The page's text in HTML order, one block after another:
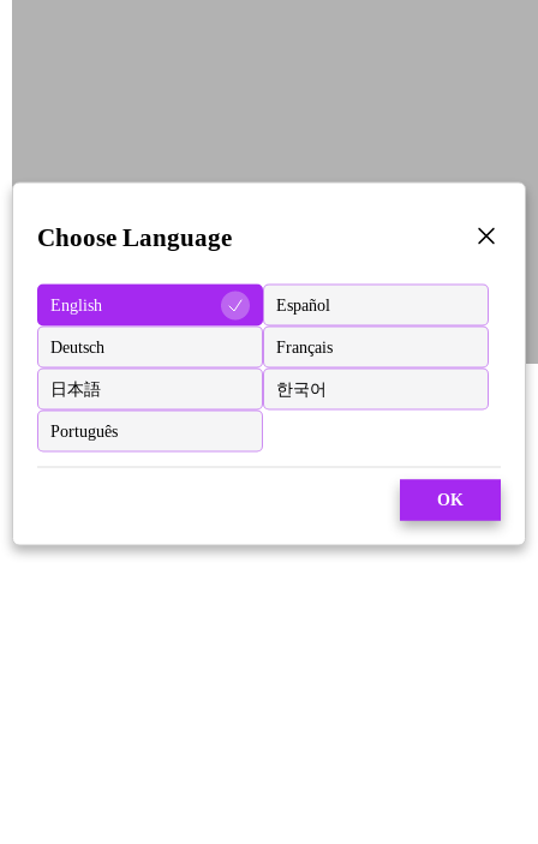
Choose Language
English Español
Deutsch Français
日本語 한국어
Português
OK